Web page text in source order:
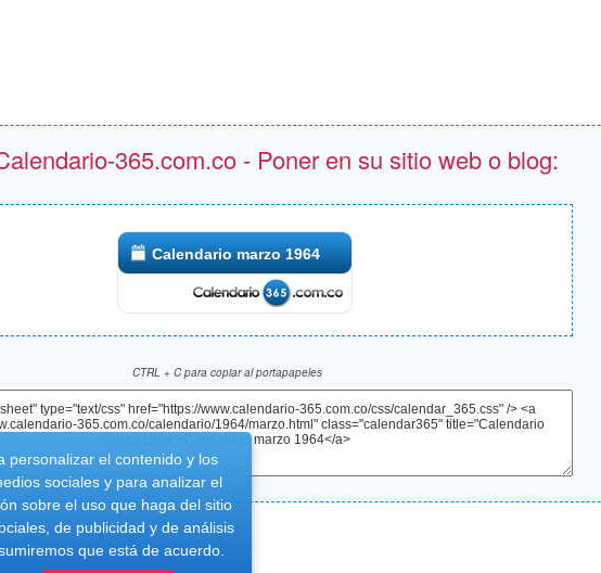
personalizar el contenido y los
sociales y para analizar el
sobre el uso que haga del sitio
de publicidad y de análisis
que está de acuerdo.
365.com.co - Poner en su sitio web o blog:
Calendario marzo 1964
CTRL + C para copiar al portapapeles